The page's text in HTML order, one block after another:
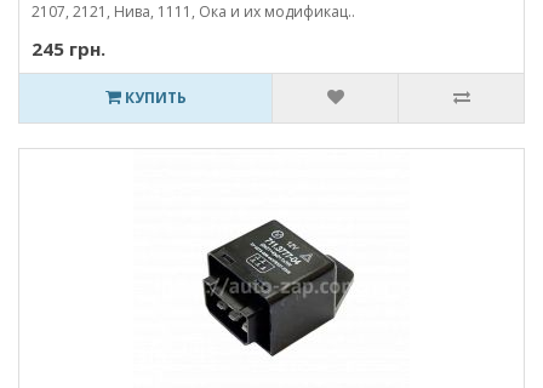
2107, 2121, Нива, 1111, Ока и их модификац..
245 грн.
КУПИТЬ